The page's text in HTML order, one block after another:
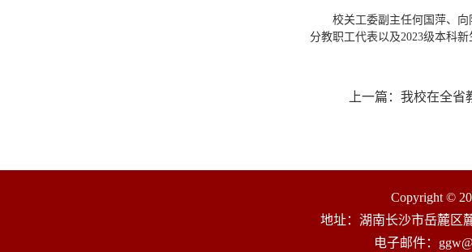
校关工委副主任何国萍、
分教职工代表以及2023级本科新
上一篇： 我校在全省
Copyright ©
地址：湖南长沙市岳麓区
电子邮件：